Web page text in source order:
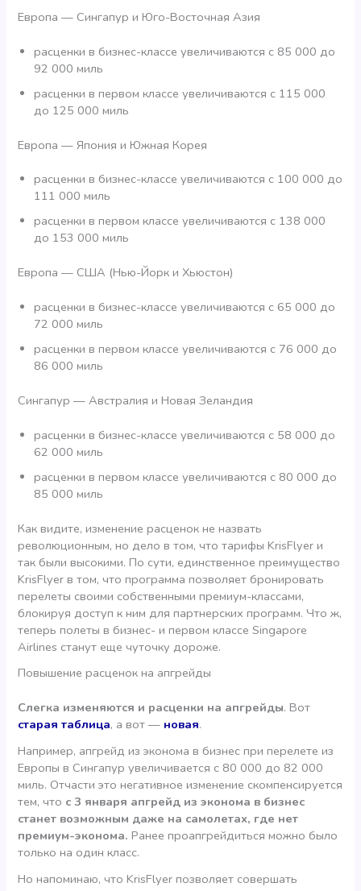
Европа — Сингапур и Юго-Восточная Азия
расценки в бизнес-классе увеличиваются с 85 000 до
92 000 миль
расценки в первом классе увеличиваются с 115 000
до 125 000 миль
Европа — Япония и Южная Корея
расценки в бизнес-классе увеличиваются с 100 000 до
111 000 миль
расценки в первом классе увеличиваются с 138 000
до 153 000 миль
Европа — США (Нью-Йорк и Хьюстон)
расценки в бизнес-классе увеличиваются с 65 000 до
72 000 миль
расценки в первом классе увеличиваются с 76 000 до
86 000 миль
Сингапур — Австралия и Новая Зеландия
расценки в бизнес-классе увеличиваются с 58 000 до
62 000 миль
расценки в первом классе увеличиваются с 80 000 до
85 000 миль
Как видите, изменение расценок не назвать
революционным, но дело в том, что тарифы KrisFlyer и
так были высокими. По сути, единственное преимущество
KrisFlyer в том, что программа позволяет бронировать
перелеты своими собственными премиум-классами,
блокируя доступ к ним для партнерских программ. Что ж,
теперь полеты в бизнес- и первом классе Singapore
Airlines станут еще чуточку дороже.
Повышение расценок на апгрейды
Слегка изменяются и расценки на апгрейды. Вот
старая таблица, а вот — новая.
Например, апгрейд из эконома в бизнес при перелете из
Европы в Сингапур увеличивается с 80 000 до 82 000
миль. Отчасти это негативное изменение скомпенсируется
тем, что с 3 января апгрейд из эконома в бизнес
станет возможным даже на самолетах, где нет
премиум-эконома. Ранее проапгрейдиться можно было
только на один класс.
Но напоминаю, что KrisFlyer позволяет совершать